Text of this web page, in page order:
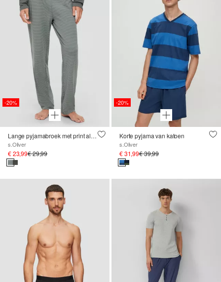
-20%
Lange pyjamabroek met print all-over
s.Oliver
€ 23,99€ 29,99
-20%
Korte pyjama van katoen
s.Oliver
€ 31,99€ 39,99